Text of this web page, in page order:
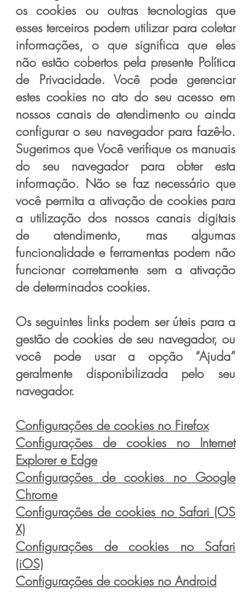
os cookies ou outras tecnologias que
esses terceiros podem utilizar para coletar
informações, o que significa que eles
não estão cobertos pela presente Política
de Privacidade. Você pode gerenciar
estes cookies no ato do seu acesso em
nossos canais de atendimento ou ainda
configurar o seu navegador para fazê-lo.
Sugerimos que Você verifique os manuais
do seu navegador para obter esta
informação. Não se faz necessário que
você permita a ativação de cookies para
a utilização dos nossos canais digitais
de atendimento, mas algumas
funcionalidade e ferramentas podem não
funcionar corretamente sem a ativação
de determinados cookies.
Os seguintes links podem ser úteis para a
gestão de cookies de seu navegador, ou
você pode usar a opção “Ajuda”
geralmente disponibilizada pelo seu
navegador.
Configurações de cookies no Firefox
Configurações de cookies no Internet
Explorer e Edge
Configurações de cookies no Google
Chrome
Configurações de cookies no Safari (OS
X)
Configurações de cookies no Safari
(iOS)
Configurações de cookies no Android